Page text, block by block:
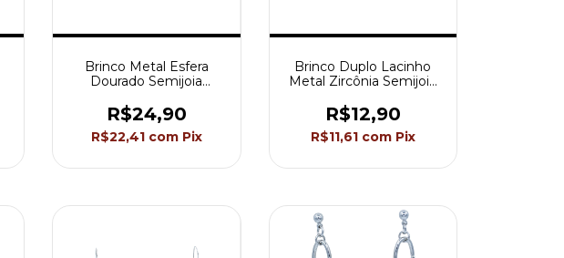
Brinco Metal Esfera
Dourado Semijoia
R$24,90
R$22,41 com Pix
Brinco Duplo Lacinho
Metal Zircônia Semijoia
R$12,90
R$11,61 com Pix